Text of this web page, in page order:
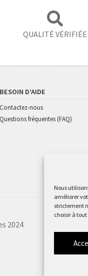
Nous
améliorer
strictement
choisir à
QUALITÉ VÉRIFIÉE
BESOIN D’AIDE
Contactez-nous
Questions fréquentes (FAQ)
2024